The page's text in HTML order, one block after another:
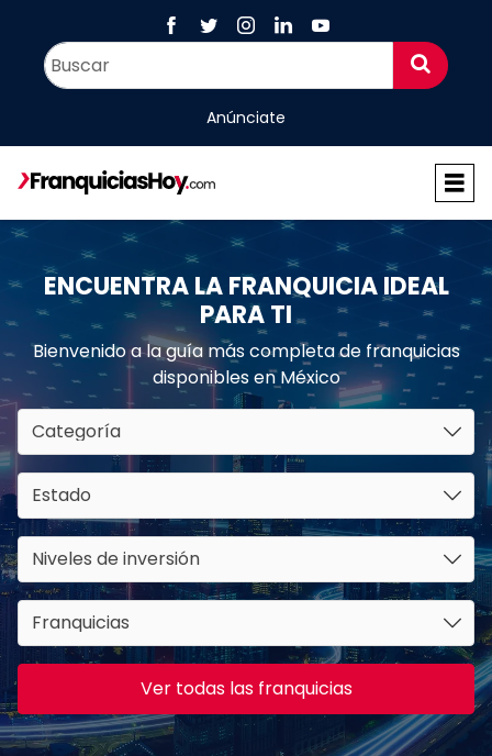
Anúnciate
ENCUENTRA LA FRANQUICIA IDEAL
PARA TI
Bienvenido a la guía más completa de franquicias
disponibles en México
Categoría
Estado
Niveles de inversión
Franquicias
Ver todas las franquicias